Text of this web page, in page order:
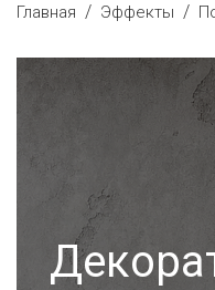
Главная / Эффекты /